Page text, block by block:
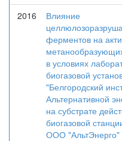
2016
Влияние
ферментов на
в условиях
биогазовой
"Белгородский
Альтернативной
на субстрате
биогазовой
ООО "АльтЭнерго"